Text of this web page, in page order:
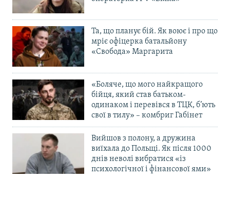
Та, що планує бій. Як воює і про що
мріє офіцерка батальйону
«Свобода» Маргарита
«Боляче, що мого найкращого
бійця, який став батьком-
одинаком і перевівся в ТЦК, б’ють
свої в тилу» – комбриг Габінет
Вийшов з полону, а дружина
виїхала до Польщі. Як після 1000
днів неволі вибратися «із
психологічної і фінансової ями»